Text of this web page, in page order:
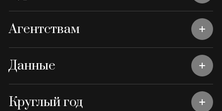
Агентствам
Данные
Круглый год